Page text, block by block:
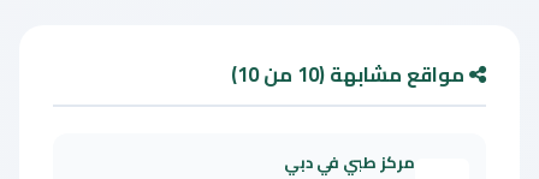
مواقع مشابهة (10 من 10)
مركز طبي في دبي